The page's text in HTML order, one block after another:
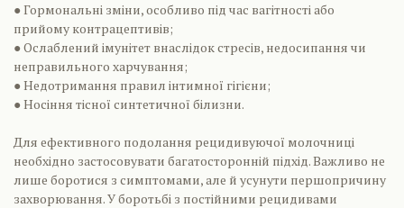
● Гормональні зміни, особливо під час вагітності або
прийому контрацептивів;
● Ослаблений імунітет внаслідок стресів, недосипання чи
неправильного харчування;
● Недотримання правил інтимної гігієни;
● Носіння тісної синтетичної білизни.
Для ефективного подолання рецидивуючої молочниці
необхідно застосовувати багатосторонній підхід. Важливо не
лише боротися з симптомами, але й усунути першопричину
захворювання. У боротьбі з постійними рецидивами